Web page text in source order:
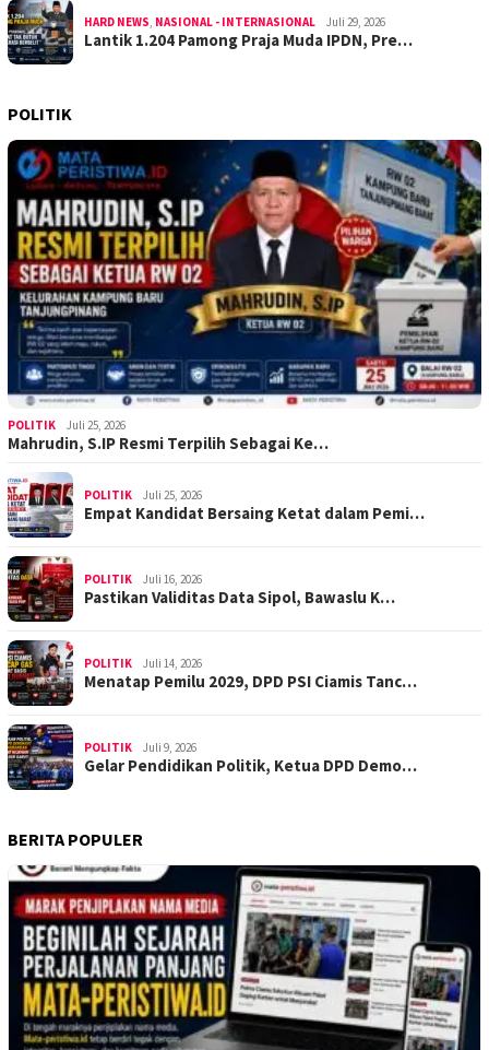
HARD NEWS NASIONAL - INTERNASIONAL Juli 29, 2026
Lantik 1.204 Pamong Praja Muda IPDN, Pre…
POLITIK
POLITIK Juli 25, 2026
Mahrudin, S.IP Resmi Terpilih Sebagai Ke…
POLITIK Juli 25, 2026
Empat Kandidat Bersaing Ketat dalam Pemi…
POLITIK Juli 16, 2026
Pastikan Validitas Data Sipol, Bawaslu K…
POLITIK Juli 14, 2026
Menatap Pemilu 2029, DPD PSI Ciamis Tanc…
POLITIK Juli 9, 2026
Gelar Pendidikan Politik, Ketua DPD Demo…
BERITA POPULER